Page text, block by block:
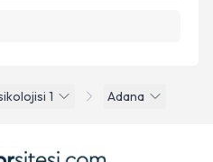
1 Adana